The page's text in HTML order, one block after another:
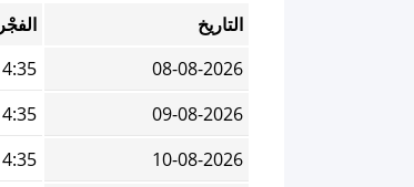
التاريخ الفجْر
08-08-2026
4:35 AM
09-08-2026
4:35 AM
10-08-2026
4:35 AM